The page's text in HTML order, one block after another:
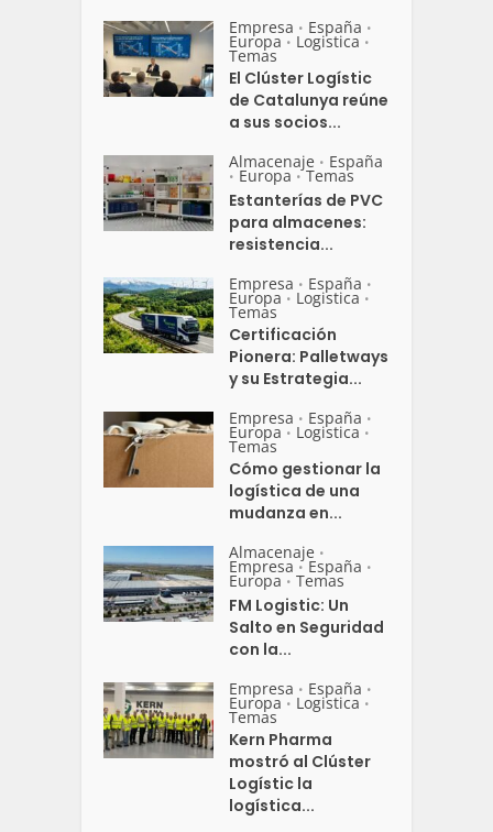
Empresa • España •
Europa • Logistica •
Temas
El Clúster Logístic
de Catalunya reúne
a sus socios...
Almacenaje • España
• Europa • Temas
Estanterías de PVC
para almacenes:
resistencia...
Empresa • España •
Europa • Logistica •
Temas
Certificación
Pionera: Palletways
y su Estrategia...
Empresa • España •
Europa • Logistica •
Temas
Cómo gestionar la
logística de una
mudanza en...
Almacenaje •
Empresa • España •
Europa • Temas
FM Logistic: Un
Salto en Seguridad
con la...
Empresa • España •
Europa • Logistica •
Temas
Kern Pharma
mostró al Clúster
Logístic la
logística...